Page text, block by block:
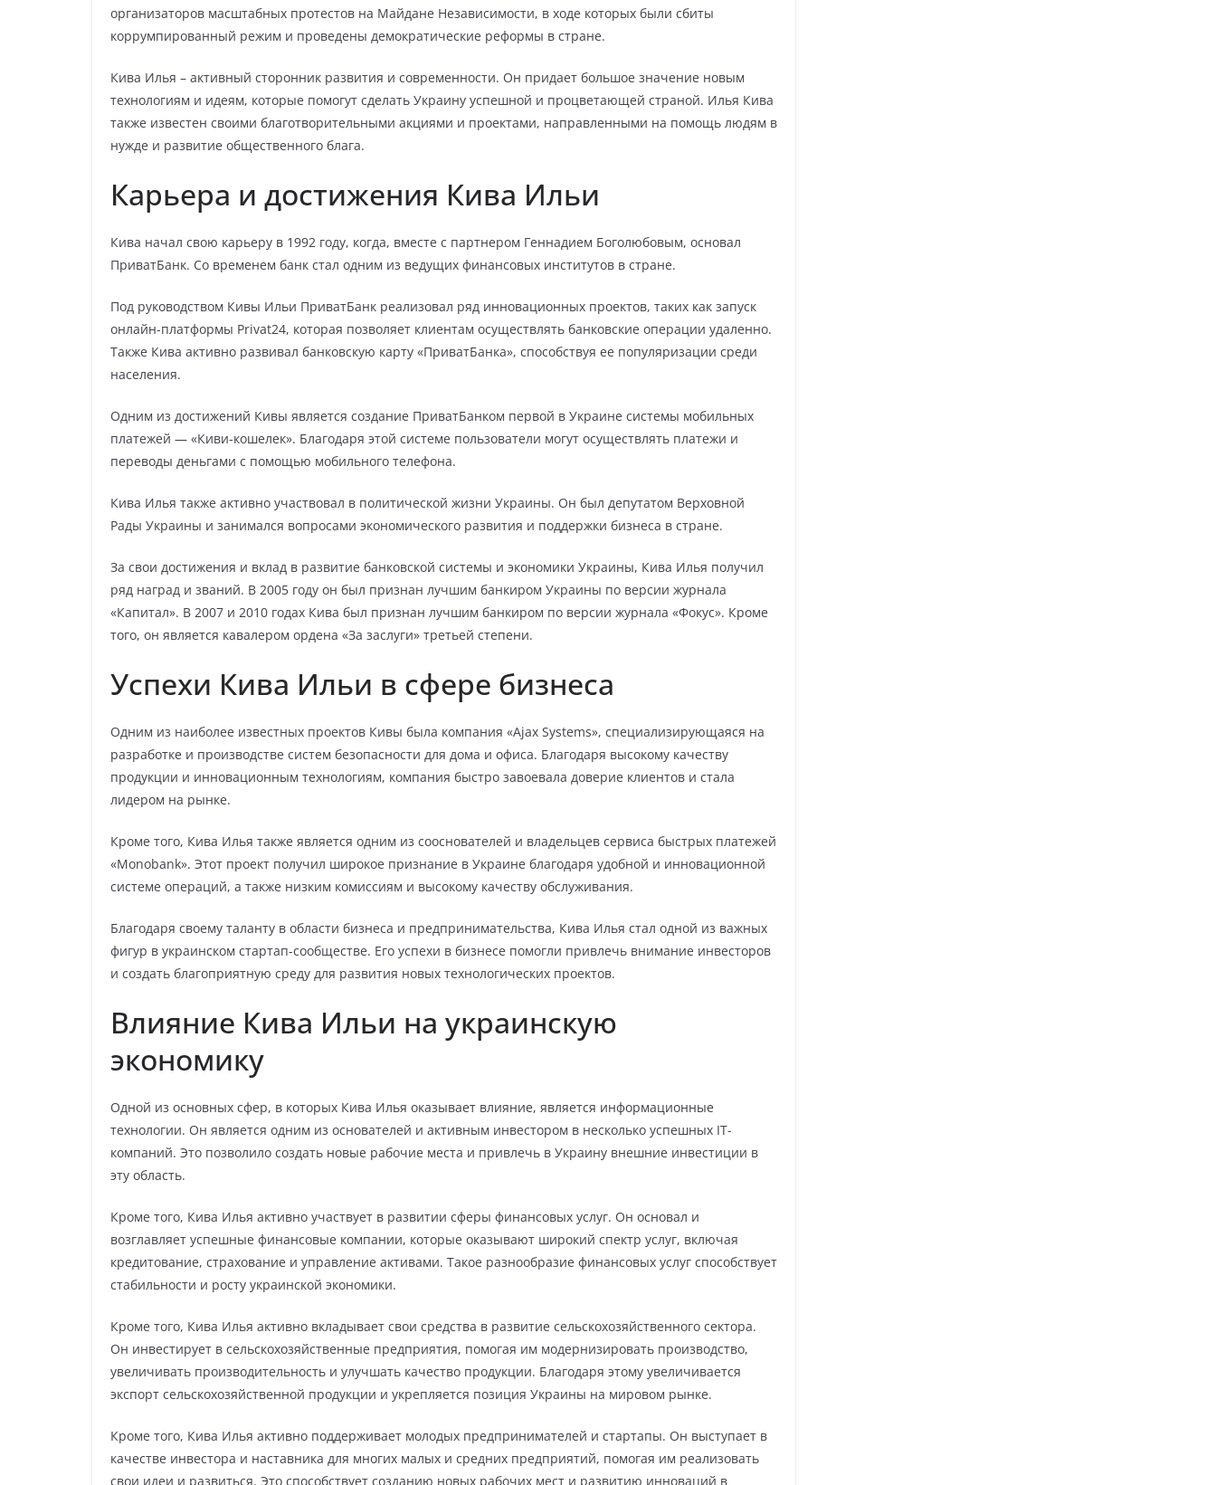
организаторов масштабных протестов на Майдане Независимости, в ходе которых были сбиты
коррумпированный режим и проведены демократические реформы в стране.
Кива Илья – активный сторонник развития и современности. Он придает большое значение новым
технологиям и идеям, которые помогут сделать Украину успешной и процветающей страной. Илья Кива
также известен своими благотворительными акциями и проектами, направленными на помощь людям в
нужде и развитие общественного блага.
Карьера и достижения Кива Ильи
Кива начал свою карьеру в 1992 году, когда, вместе с партнером Геннадием Боголюбовым, основал
ПриватБанк. Со временем банк стал одним из ведущих финансовых институтов в стране.
Под руководством Кивы Ильи ПриватБанк реализовал ряд инновационных проектов, таких как запуск
онлайн-платформы Privat24, которая позволяет клиентам осуществлять банковские операции удаленно.
Также Кива активно развивал банковскую карту «ПриватБанка», способствуя ее популяризации среди
населения.
Одним из достижений Кивы является создание ПриватБанком первой в Украине системы мобильных
платежей — «Киви-кошелек». Благодаря этой системе пользователи могут осуществлять платежи и
переводы деньгами с помощью мобильного телефона.
Кива Илья также активно участвовал в политической жизни Украины. Он был депутатом Верховной
Рады Украины и занимался вопросами экономического развития и поддержки бизнеса в стране.
За свои достижения и вклад в развитие банковской системы и экономики Украины, Кива Илья получил
ряд наград и званий. В 2005 году он был признан лучшим банкиром Украины по версии журнала
«Капитал». В 2007 и 2010 годах Кива был признан лучшим банкиром по версии журнала «Фокус». Кроме
того, он является кавалером ордена «За заслуги» третьей степени.
Успехи Кива Ильи в сфере бизнеса
Одним из наиболее известных проектов Кивы была компания «Ajax Systems», специализирующаяся на
разработке и производстве систем безопасности для дома и офиса. Благодаря высокому качеству
продукции и инновационным технологиям, компания быстро завоевала доверие клиентов и стала
лидером на рынке.
Кроме того, Кива Илья также является одним из сооснователей и владельцев сервиса быстрых платежей
«Monobank». Этот проект получил широкое признание в Украине благодаря удобной и инновационной
системе операций, а также низким комиссиям и высокому качеству обслуживания.
Благодаря своему таланту в области бизнеса и предпринимательства, Кива Илья стал одной из важных
фигур в украинском стартап-сообществе. Его успехи в бизнесе помогли привлечь внимание инвесторов
и создать благоприятную среду для развития новых технологических проектов.
Влияние Кива Ильи на украинскую
экономику
Одной из основных сфер, в которых Кива Илья оказывает влияние, является информационные
технологии. Он является одним из основателей и активным инвестором в несколько успешных IT-
компаний. Это позволило создать новые рабочие места и привлечь в Украину внешние инвестиции в
эту область.
Кроме того, Кива Илья активно участвует в развитии сферы финансовых услуг. Он основал и
возглавляет успешные финансовые компании, которые оказывают широкий спектр услуг, включая
кредитование, страхование и управление активами. Такое разнообразие финансовых услуг способствует
стабильности и росту украинской экономики.
Кроме того, Кива Илья активно вкладывает свои средства в развитие сельскохозяйственного сектора.
Он инвестирует в сельскохозяйственные предприятия, помогая им модернизировать производство,
увеличивать производительность и улучшать качество продукции. Благодаря этому увеличивается
экспорт сельскохозяйственной продукции и укрепляется позиция Украины на мировом рынке.
Кроме того, Кива Илья активно поддерживает молодых предпринимателей и стартапы. Он выступает в
качестве инвестора и наставника для многих малых и средних предприятий, помогая им реализовать
свои идеи и развиться. Это способствует созданию новых рабочих мест и развитию инноваций в